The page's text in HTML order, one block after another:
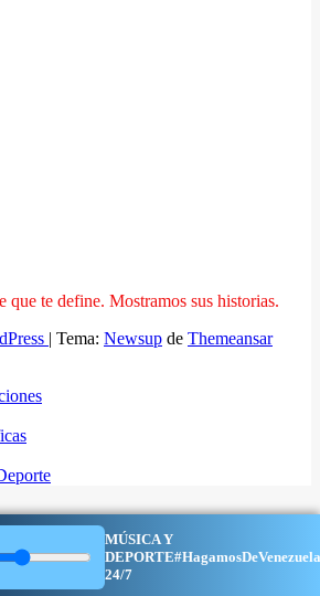
MÚSICA Y
DEPORTE
24/7
que te define. Mostramos sus historias.
| Tema: Newsup de Themeansar